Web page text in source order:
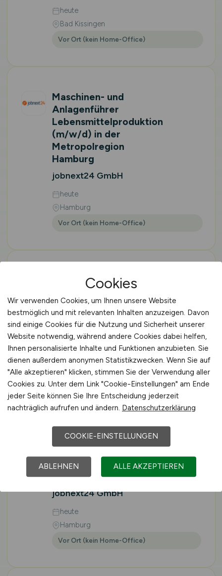
heute
Bad Kissingen
Vor Ort (kein Home-Office)
Maschinen- und
Anlagenführer
Lebensmittelproduktion
(m/w/d) in der
Metropolregion
Hamburg
jobnext24 GmbH
heute
Hamburg
Vor Ort (kein Home-Office)
Maschinenbediener
Lebensmittel(m/w/d)
in der Metropolregion
Hamburg
jobnext24 GmbH
heute
Vor Ort (kein Home-Office)
Lebensmittel Logistik
(m/w/d) in Elsdorf
jobnext24 GmbH
heute
Hamburg
Vor Ort (kein Home-Office)
Cookies
Wir verwenden Cookies, um Ihnen unsere Website
bestmöglich und mit relevanten Inhalten anzuzeigen. Davon
sind einige Cookies für die Nutzung und Sicherheit unserer
Website notwendig, während andere Cookies dabei helfen,
Ihnen personalisierte Inhalte und Funktionen anzubieten. Sie
dienen außerdem anonymen Statistikzwecken. Wenn Sie auf
"Alle akzeptieren" klicken, stimmen Sie der Verwendung aller
Cookies zu. Unter dem Link "Cookie-Einstellungen" am Ende
jeder Seite können Sie Ihre Entscheidung jederzeit
nachträglich aufrufen und ändern. Datenschutzerklärung
COOKIE-EINSTELLUNGEN
ABLEHNEN ALLE AKZEPTIEREN